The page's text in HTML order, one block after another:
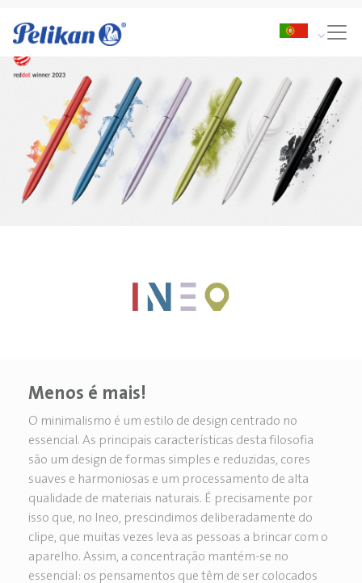
Menos é mais!
O minimalismo é um estilo de design centrado no
essencial. As principais características desta filosofia
são um design de formas simples e reduzidas, cores
suaves e harmoniosas e um processamento de alta
qualidade de materiais naturais. É precisamente por
isso que, no Ineo, prescindimos deliberadamente do
clipe, que muitas vezes leva as pessoas a brincar com o
aparelho. Assim, a concentração mantém-se no
essencial: os pensamentos que têm de ser colocados